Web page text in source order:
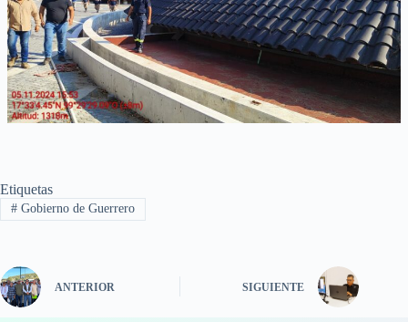
Etiquetas
#Gobierno de Guerrero
ANTERIOR SIGUIENTE